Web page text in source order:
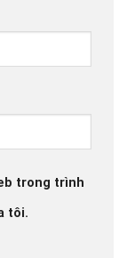
trong trình
tôi.